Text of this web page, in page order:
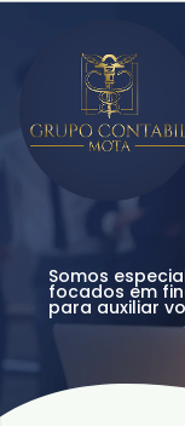
Somos
focados em
para auxiliar